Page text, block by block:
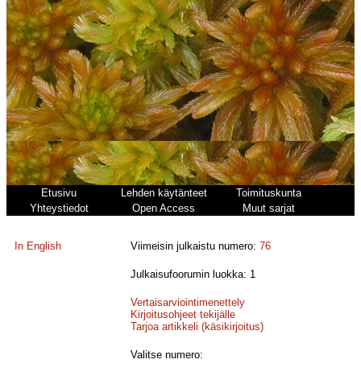
Etusivu Lehden käytänteet
Toimituskunta
Yhteystiedot
Open Access Muut sarjat
In English Viimeisin julkaistu numero:76
Julkaisufoorumin luokka: 1
Vertaisarviointimenettely
Kirjoitusohjeet tekijälle
Tarjoa artikkeli (käsikirjoitus)
Valitse numero: